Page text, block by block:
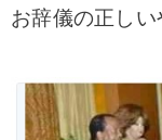
お辞儀の正しい